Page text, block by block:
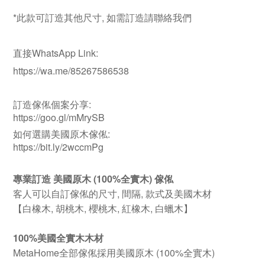
*此款可訂造其他尺寸, 如需訂造請聯絡我們
直接WhatsApp Link:
https://wa.me/85267586538
訂造傢俬個案分享:
https://goo.gl/mMrySB
如何選購美國原木傢俬:
https://bit.ly/2wccmPg
專業訂造 美國原木 (100%全實木) 傢俬
客人可以自訂傢俬的尺寸, 間隔, 款式及美國木材
【白橡木, 胡桃木, 櫻桃木, 紅橡木, 白蠟木】
100%美國全實木木材
MetaHome全部傢俬採用美國原木 (100%全實木)